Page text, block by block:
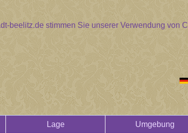
beelitz.de stimmen Sie unserer Verwendung von
Lage Umgebung